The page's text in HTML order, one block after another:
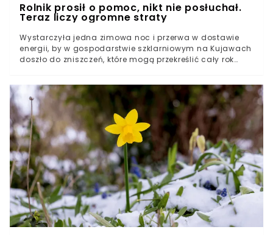
Rolnik prosił o pomoc, nikt nie posłuchał.
Teraz liczy ogromne straty
Wystarczyła jedna zimowa noc i przerwa w dostawie
energii, by w gospodarstwie szklarniowym na Kujawach
doszło do zniszczeń, które mogą przekreślić cały rok
wysokie mogą być koszty nawet krótkotrwałej awarii.Jak
doszło do zniszczenia instalacji grzewczej?Dlaczego
kilka godzin przerwy oznacza utratę sezonu?Czy w
takiej sytuacji można liczyć na odszkodowanie?